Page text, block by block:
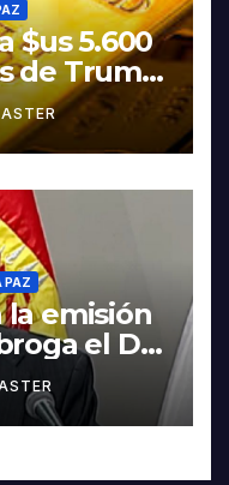
$us 5.600
de Trump
PAZ
la emisión
el DS